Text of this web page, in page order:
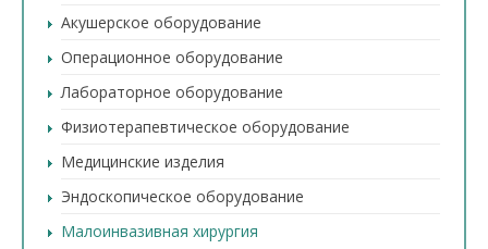
Акушерское оборудование
Операционное оборудование
Лабораторное оборудование
Физиотерапевтическое оборудование
Медицинские изделия
Эндоскопическое оборудование
Малоинвазивная хирургия